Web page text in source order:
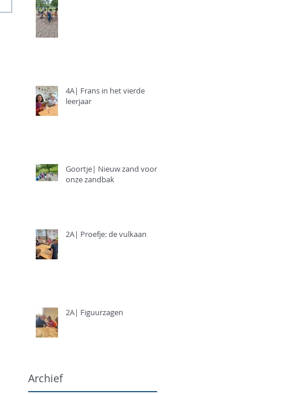
4A| Frans in het vierde
leerjaar
Goortje| Nieuw zand voor
onze zandbak
2A| Proefje: de vulkaan
2A| Figuurzagen
Archief